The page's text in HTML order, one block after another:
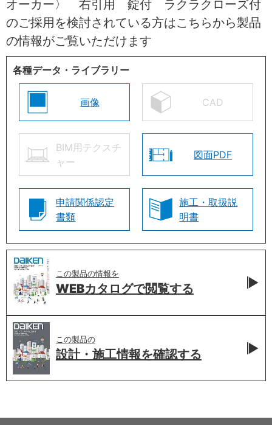
オーカー〉 右引用 錠付 ラクラクローズ付
のご採用を検討されている方はこちらから製品
の情報がご覧いただけます
各種データ・ライブラリー
画像 CAD
BIM用テクスチ
ャー
図面PDF
申請関係認定
書類
施工・取扱説
明書
この製品の情報を
WEBカタログで閲覧する
この製品の
設計・施工情報を確認する